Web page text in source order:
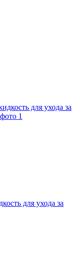
для ухода за